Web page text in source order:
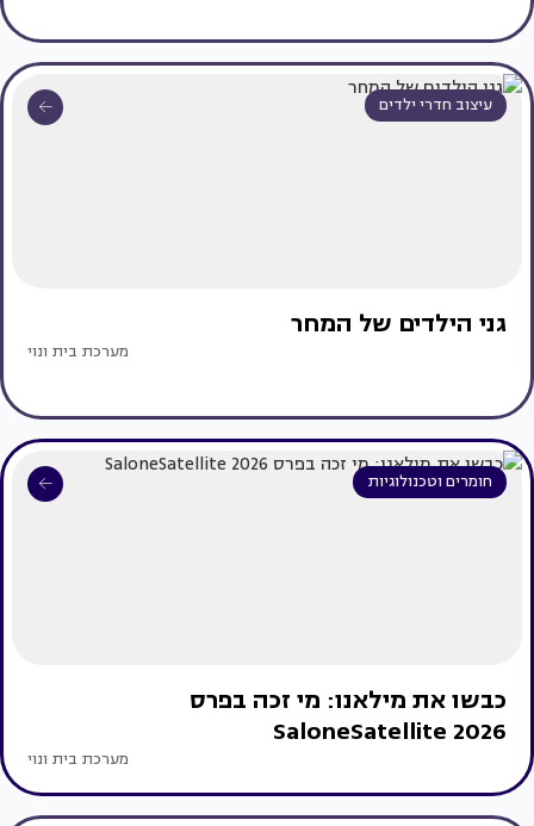
עיצוב חדרי ילדים
גני הילדים של המחר
מערכת בית ונוי
חומרים וטכנולוגיות
כבשו את מילאנו: מי זכה בפרס
SaloneSatellite 2026
מערכת בית ונוי